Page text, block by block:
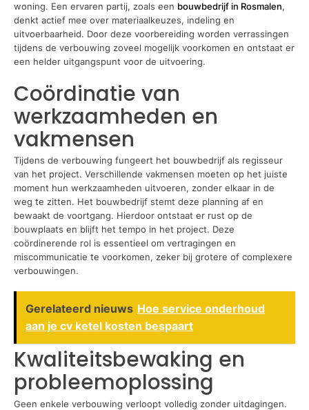
woning. Een ervaren partij, zoals een bouwbedrijf in Rosmalen,
denkt actief mee over materiaalkeuzes, indeling en
uitvoerbaarheid. Door deze voorbereiding worden verrassingen
tijdens de verbouwing zoveel mogelijk voorkomen en ontstaat er
een helder uitgangspunt voor de uitvoering.
Coördinatie van
werkzaamheden en
vakmensen
Tijdens de verbouwing fungeert het bouwbedrijf als regisseur
van het project. Verschillende vakmensen moeten op het juiste
moment hun werkzaamheden uitvoeren, zonder elkaar in de
weg te zitten. Het bouwbedrijf stemt deze planning af en
bewaakt de voortgang. Hierdoor ontstaat er rust op de
bouwplaats en blijft het tempo in het project. Deze
coördinerende rol is essentieel om vertragingen en
miscommunicatie te voorkomen, zeker bij grotere of complexere
verbouwingen.
Gerelateerd nieuws Hoe service onderhoud
aan je cv ketel kosten bespaart
Kwaliteitsbewaking en
probleemoplossing
Geen enkele verbouwing verloopt volledig zonder uitdagingen.